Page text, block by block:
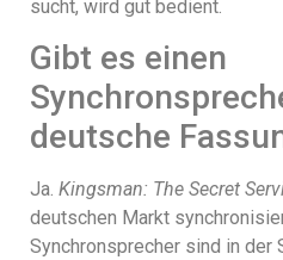
sucht, wird gut bedient.
Gibt es einen
deutsche
Ja. Kingsman: The Secret
deutschen Markt
Synchronsprecher sind in der